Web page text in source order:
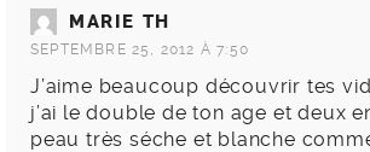
MARIE TH
SEPTEMBRE 25, 2012 À 7:50
J’aime beaucoup découvrir tes
j’ai le double de ton age et deux
peau très séche et blanche